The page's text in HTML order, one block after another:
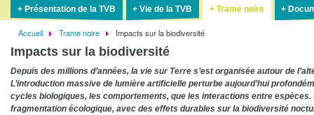
Présentation de la TVB Vie de la TVB Trame noire
Fil
d'Ariane
Accueil Trame noire Impacts sur la biodiversité
Impacts sur la biodiversité
Depuis des millions d’années, la vie sur Terre s’est organisée autour de
L’introduction massive de lumière artificielle perturbe aujourd’hui
cycles biologiques, les comportements, que les interactions entre
fragmentation écologique, avec des effets durables sur la biodiversité